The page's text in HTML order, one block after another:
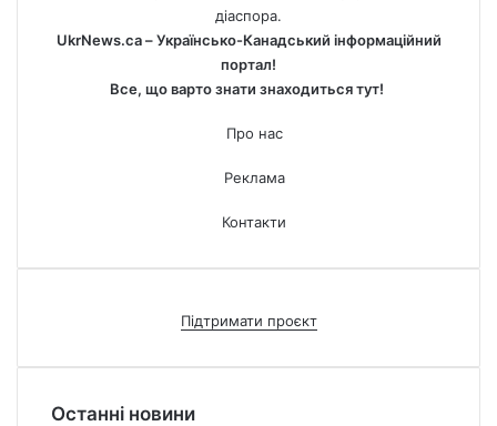
діаспора.
UkrNews.ca – Українсько-Канадський інформаційний
портал!
Все, що варто знати знаходиться тут!
Про нас
Реклама
Контакти
Підтримати проєкт
Останні новини